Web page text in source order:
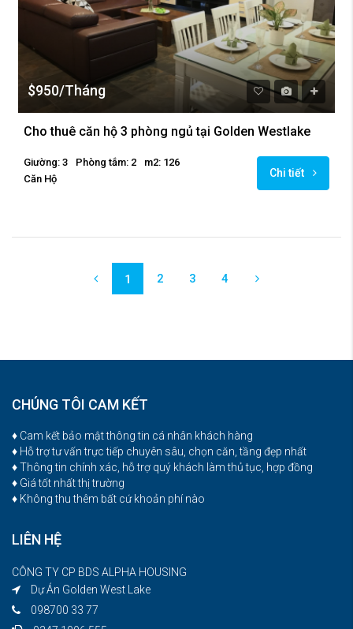
$950/Tháng
Cho thuê căn hộ 3 phòng ngủ tại Golden Westlake
Giường: 3 Phòng tắm: 2
m2: 126
Căn Hộ
Chi tiết
1 2 3 4
CHÚNG TÔI CAM KẾT
♦ Cam kết bảo mật thông tin cá nhân khách hàng
♦ Hỗ trợ tư vấn trực tiếp chuyên sâu, chọn căn, tầng đẹp nhất
♦ Thông tin chính xác, hỗ trợ quý khách làm thủ tục, hợp đồng
♦ Giá tốt nhất thị trường
♦ Không thu thêm bất cứ khoản phí nào
LIÊN HỆ
CÔNG TY CP BDS ALPHA HOUSING
Dự Án Golden West Lake
098700 33 77